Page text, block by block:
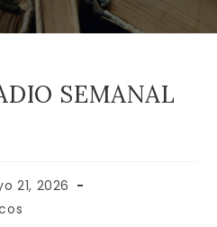
SEMANAL
21, 2026